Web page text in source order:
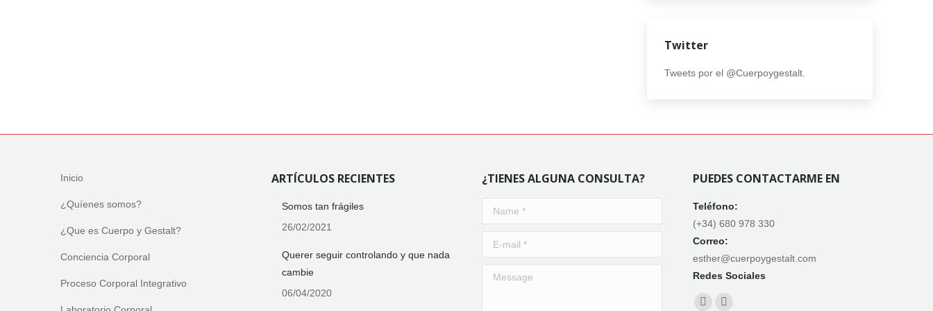
Twitter
Tweets por el @Cuerpoygestalt.
Inicio
¿Quíenes somos?
¿Que es Cuerpo y Gestalt?
Conciencia Corporal
Proceso Corporal Integrativo
ARTÍCULOS RECIENTES
Somos tan frágiles
26/02/2021
Querer seguir controlando y que nada
cambie
06/04/2020
¿TIENES ALGUNA CONSULTA?
Name *
E-mail *
Message
PUEDES CONTACTARME EN
Teléfono:
(+34) 680 978 330
Correo:
esther@cuerpoygestalt.com
Redes Sociales
Find us on: